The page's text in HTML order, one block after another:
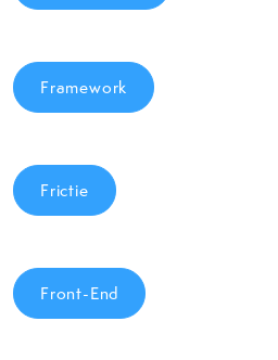
Framework
Frictie
Front-End